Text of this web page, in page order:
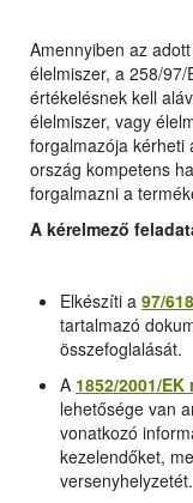
Amennyiben az
élelmiszer, a 258/
értékelésnek kell
élelmiszer, vagy
forgalmazója kérheti
ország kompetens
forgalmazni a
A kérelmező
Elkészíti a 97/
tartalmazó
összefoglalását.
A 1852/2001/EK
lehetősége van
vonatkozó
kezelendőket,
versenyhelyzetét.